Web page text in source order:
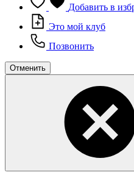
Добавить в
Это мой клуб
Позвонить
Отменить